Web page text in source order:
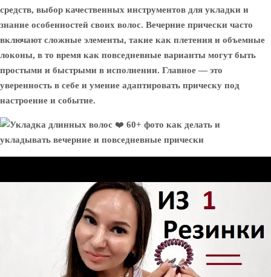
средств, выбор качественных инструментов для укладки и
знание особенностей своих волос. Вечерние прически часто
включают сложные элементы, такие как плетения и объемные
локоны, в то время как повседневные варианты могут быть
простыми и быстрыми в исполнении. Главное — это
уверенность в себе и умение адаптировать прическу под
настроение и событие.